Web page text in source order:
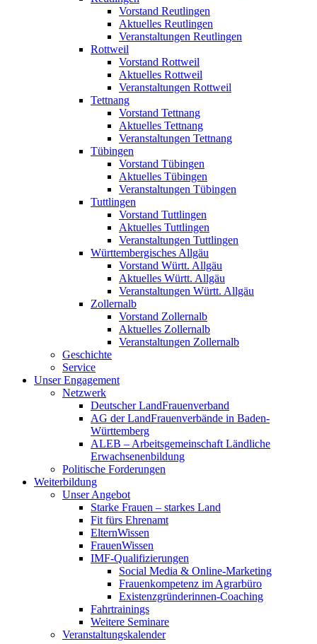
Vorstand Reutlingen
Aktuelles Reutlingen
Veranstaltungen Reutlingen
Rottweil
Vorstand Rottweil
Aktuelles Rottweil
Veranstaltungen Rottweil
Tettnang
Vorstand Tettnang
Aktuelles Tettnang
Veranstaltungen Tettnang
Tübingen
Vorstand Tübingen
Aktuelles Tübingen
Veranstaltungen Tübingen
Tuttlingen
Vorstand Tuttlingen
Aktuelles Tuttlingen
Veranstaltungen Tuttlingen
Württembergisches Allgäu
Vorstand Württ. Allgäu
Aktuelles Württ. Allgäu
Veranstaltungen Württ. Allgäu
Zollernalb
Vorstand Zollernalb
Aktuelles Zollernalb
Veranstaltungen Zollernalb
Geschichte
Service
Unser Engagement
Netzwerk
Deutscher LandFrauenverband
AG der LandFrauenverbände in Baden-
Württemberg
ALEB – Arbeitsgemeinschaft Ländliche
Erwachsenenbildung
Politische Forderungen
Weiterbildung
Unser Angebot
Starke Frauen – starkes Land
Fit fürs Ehrenamt
ElternWissen
FrauenWissen
IMF-Qualifizierungen
Social Media & Online-Marketing
Frauenkompetenz im Agrarbüro
Existenzgründerinnen-Coaching
Fahrtrainings
Weitere Seminare
Veranstaltungskalender